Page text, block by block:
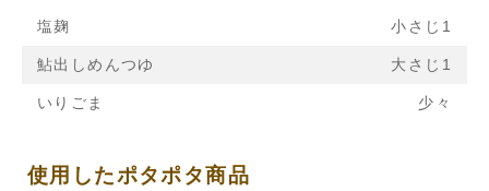
塩麹 小さじ1
鮎出しめんつゆ 大さじ1
いりごま 少々
使用したポタポタ商品